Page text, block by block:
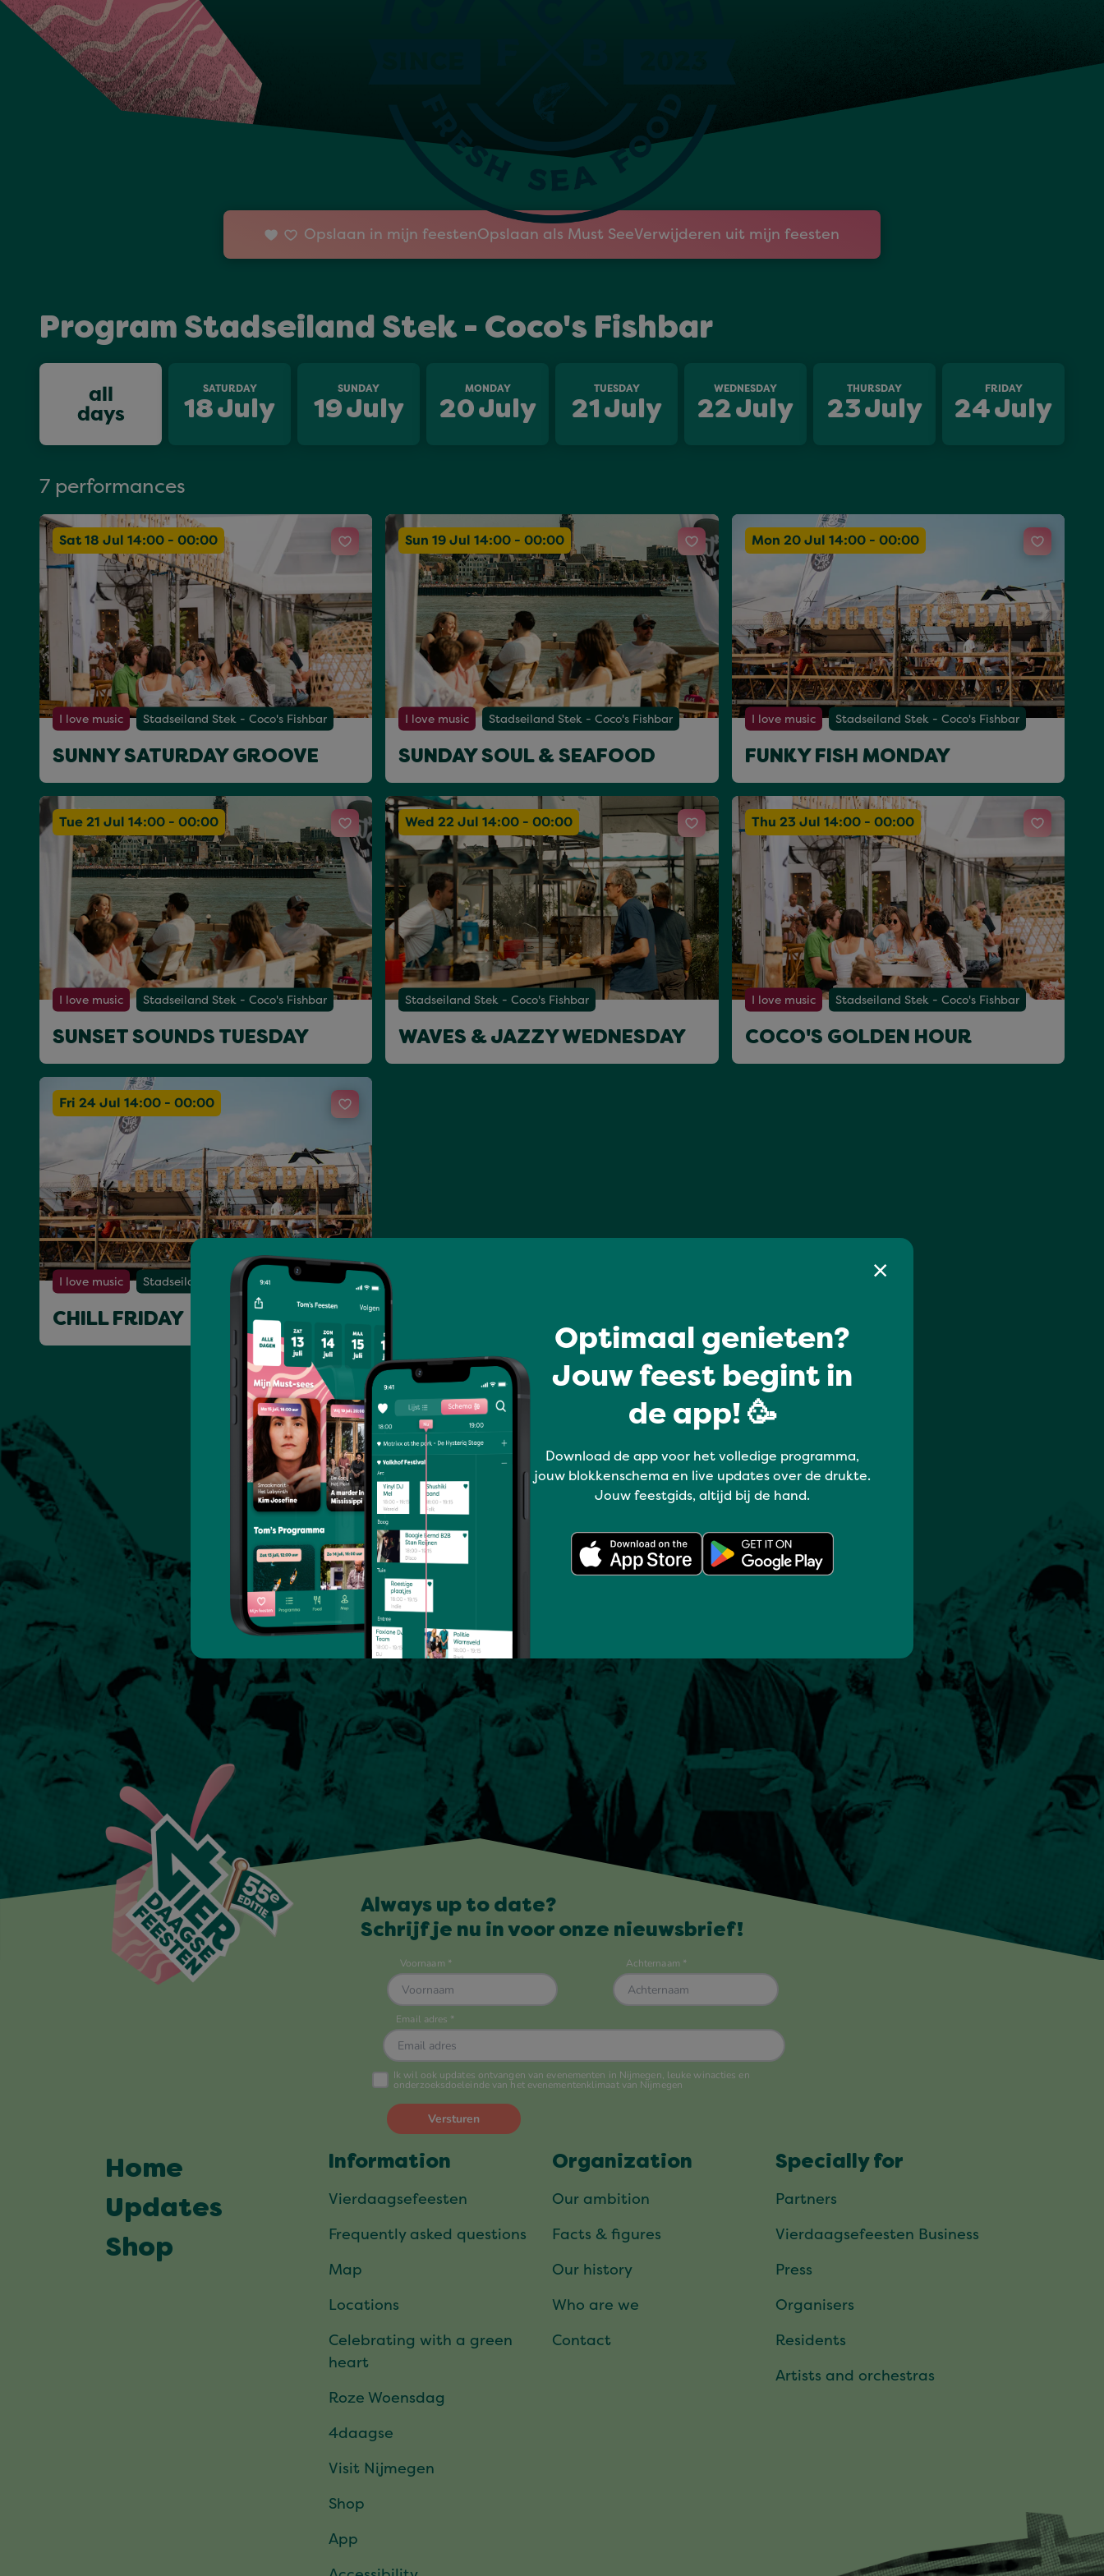
Stadseiland Stek - Coco's Fishbar
Opslaan in mijn feestenOpslaan als Must SeeVerwijderen uit mijn feesten
Program Stadseiland Stek - Coco's Fishbar
all
days
SATURDAY
18 July
SUNDAY
19 July
MONDAY
20 July
TUESDAY
21 July
WEDNESDAY
22 July
THURSDAY
23 July
FRIDAY
24 July
7 performances
Sat 18 Jul 14:00 - 00:00
I love music Stadseiland Stek - Coco's Fishbar
SUNNY SATURDAY GROOVE
Sun 19 Jul 14:00 - 00:00
I love music Stadseiland Stek - Coco's Fishbar
SUNDAY SOUL & SEAFOOD
Mon 20 Jul 14:00 - 00:00
I love music Stadseiland Stek - Coco's Fishbar
FUNKY FISH MONDAY
Tue 21 Jul 14:00 - 00:00
I love music Stadseiland Stek - Coco's Fishbar
SUNSET SOUNDS TUESDAY
Wed 22 Jul 14:00 - 00:00
Stadseiland Stek - Coco's Fishbar
WAVES & JAZZY WEDNESDAY
Thu 23 Jul 14:00 - 00:00
I love music Stadseiland Stek - Coco's Fishbar
COCO'S GOLDEN HOUR
Fri 24 Jul 14:00 - 00:00
I love music Stadseiland Stek - Coco's Fishbar
CHILL FRIDAY
Optimaal genieten?
Jouw feest begint in
de app! 🥳
Download de app voor het volledige programma,
jouw blokkenschema en live updates over de drukte.
Jouw feestgids, altijd bij de hand.
Always up to date?
Schrijf je nu in voor onze nieuwsbrief!
Home
Updates
Shop
Information
Vierdaagsefeesten
Frequently asked questions
Map
Locations
Celebrating with a green
heart
Roze Woensdag
4daagse
Visit Nijmegen
Shop
App
Organization
Our ambition
Facts & figures
Our history
Who are we
Contact
Specially for
Partners
Vierdaagsefeesten Business
Press
Organisers
Residents
Artists and orchestras